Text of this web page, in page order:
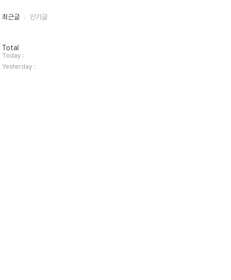
최
인
기
글
최근글 인기글
방
문
자
수
Total
Today :
Yesterday :